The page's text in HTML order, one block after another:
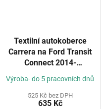
Textilní autokoberce
Carrera na Ford Transit
Connect 2014-
(Konfigurátor)
Výroba- do 5 pracovních dnů
525 Kč bez DPH
635 Kč